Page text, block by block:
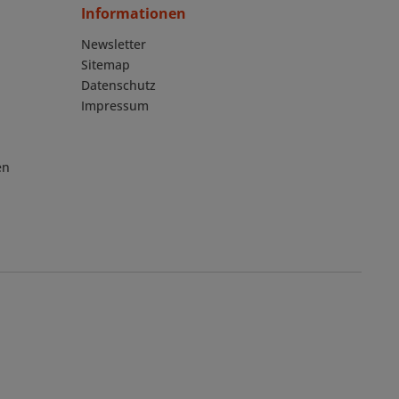
Informationen
Newsletter
Sitemap
Datenschutz
Impressum